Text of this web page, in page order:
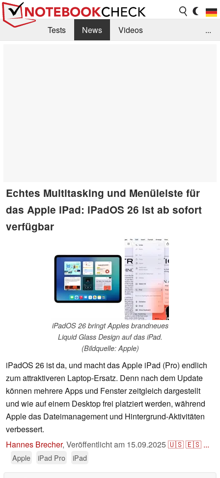
Tests News
Videos
...
Echtes Multitasking und Menüleiste für
das Apple iPad: iPadOS 26 ist ab sofort
verfügbar
iPadOS 26 bringt Apples brandneues
Liquid Glass Design auf das iPad.
(Bildquelle: Apple)
iPadOS 26 ist da, und macht das Apple iPad (Pro) endlich
zum attraktiveren Laptop-Ersatz. Denn nach dem Update
können mehrere Apps und Fenster zeitgleich dargestellt
und wie auf einem Desktop frei platziert werden, während
Apple das Dateimanagement und Hintergrund-Aktivitäten
verbessert.
Hannes Brecher, Veröffentlicht am 15.09.2025🇺🇸🇪🇸 ...
Apple iPad Pro iPad